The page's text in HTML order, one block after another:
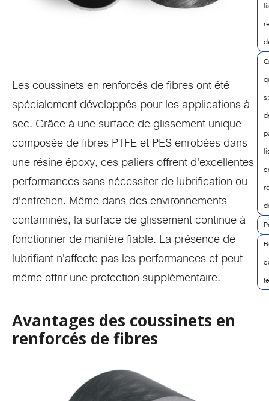
Les coussinets en renforcés de fibres ont été
spécialement développés pour les applications à
sec. Grâce à une surface de glissement unique
composée de fibres PTFE et PES enrobées dans
une résine époxy, ces paliers offrent d'excellentes
performances sans nécessiter de lubrification ou
d'entretien. Même dans des environnements
contaminés, la surface de glissement continue à
fonctionner de manière fiable. La présence de
lubrifiant n'affecte pas les performances et peut
même offrir une protection supplémentaire.
Avantages des coussinets en
renforcés de fibres